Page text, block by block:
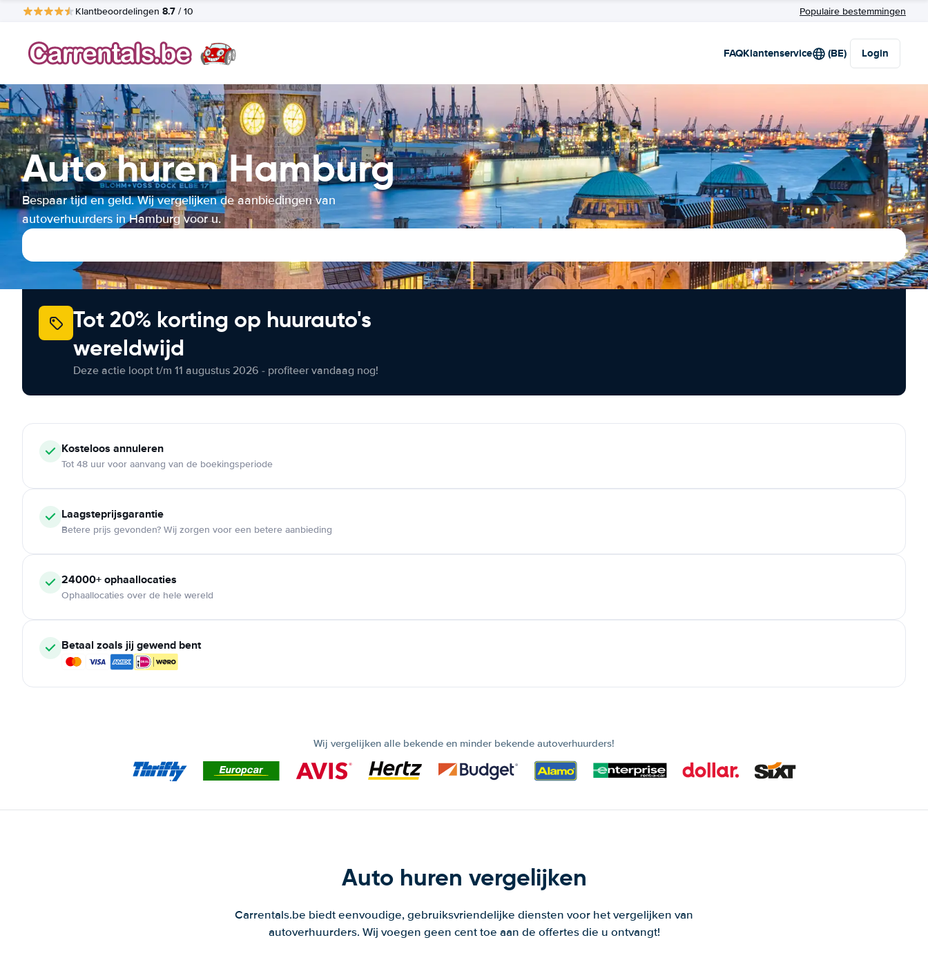
Klantbeoordelingen 8.7 / 10 Populaire bestemmingen
FAQKlantenservice (BE) Login
Auto huren Hamburg
Bespaar tijd en geld. Wij vergelijken de aanbiedingen van
autoverhuurders in Hamburg voor u.
Tot 20% korting op huurauto's
wereldwijd
Deze actie loopt t/m 11 augustus 2026 - profiteer vandaag nog!
Kosteloos annuleren
Tot 48 uur voor aanvang van de boekingsperiode
Laagsteprijsgarantie
Betere prijs gevonden? Wij zorgen voor een betere aanbieding
24000+ophaallocaties
Ophaallocaties over de hele wereld
Betaal zoals jij gewend bent
Wij vergelijken alle bekende en minder bekende autoverhuurders!
Auto huren vergelijken
Carrentals.be biedt eenvoudige, gebruiksvriendelijke diensten voor het vergelijken van
autoverhuurders. Wij voegen geen cent toe aan de offertes die u ontvangt!